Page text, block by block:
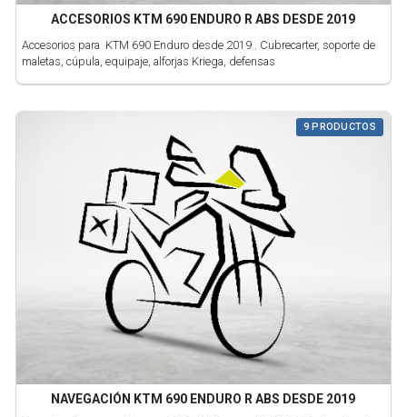
ACCESORIOS KTM 690 ENDURO R ABS DESDE 2019
Accesorios para KTM 690 Enduro desde 2019 . Cubrecarter, soporte de
maletas, cúpula, equipaje, alforjas Kriega, defensas
9 PRODUCTOS
NAVEGACIÓN KTM 690 ENDURO R ABS DESDE 2019